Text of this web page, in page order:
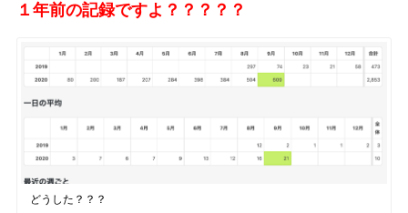
１年前の記録ですよ？？？？？
どうした？？？